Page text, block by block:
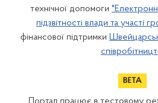
технічної допомоги
підзвітності влади та участі
фінансової підтримки